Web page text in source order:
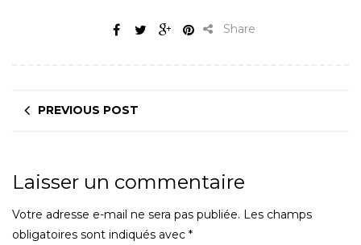
Share
PREVIOUS POST
Laisser un commentaire
Votre adresse e-mail ne sera pas publiée. Les champs
obligatoires sont indiqués avec *